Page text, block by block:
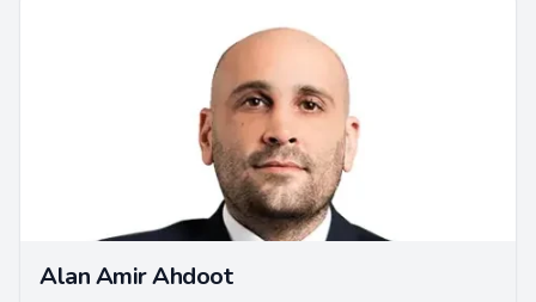
Alan Amir Ahdoot